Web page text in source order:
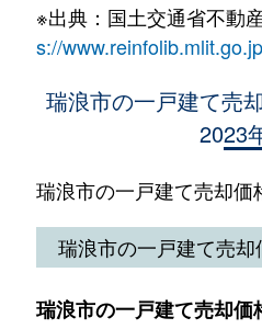
陶町
190万円
500万円
土岐町
2,400万円
土岐町
2,500万円
※出典：国土交通省不動
s://
瑞浪市の一戸建て売
2023
瑞浪市の一戸建て売却価
瑞浪市の一戸建て売却
瑞浪市の一戸建て売却価